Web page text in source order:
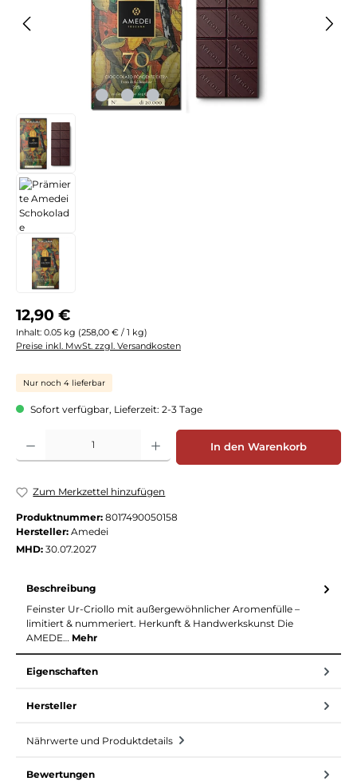
Regulärer Preis:
12,90 €
Inhalt: 0.05 kg (258,00 € / 1 kg)
Preise inkl. MwSt. zzgl. Versandkosten
Nur noch 4 lieferbar
Sofort verfügbar, Lieferzeit: 2-3 Tage
Produkt Anzahl: Gib den gewünschten Wert ein oder benutze die
In den Warenkorb
Zum Merkzettel hinzufügen
Produktnummer: 8017490050158
Hersteller: Amedei
MHD: 30.07.2027
Beschreibung
Feinster Ur-Criollo mit außergewöhnlicher Aromenfülle –
limitiert & nummeriert. Herkunft & Handwerkskunst Die
AMEDE… Mehr
Eigenschaften
Hersteller
Nährwerte und Produktdetails
Bewertungen